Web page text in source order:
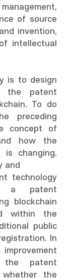
of source
invention,
intellectual
is to design
the patent
To do
preceding
concept of
how the
is changing.
and
technology
a patent
blockchain
within the
public
In
patent
the